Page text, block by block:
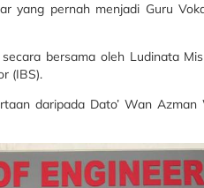
yang pernah menjadi Guru
bersama oleh Ludinata
(IBS).
daripada Dato’ Wan